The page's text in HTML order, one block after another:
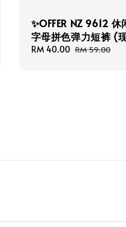
✨OFFER NZ 9612
字母拼色弹力短裤 (
Sale
RM 40.00 Regular
RM 59.00